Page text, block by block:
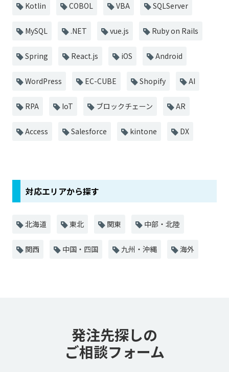
Kotlin COBOL VBA SQLServer
MySQL .NET vue.js Ruby on Rails
Spring React.js iOS Android
WordPress EC-CUBE Shopify AI
RPA IoT ブロックチェーン AR
Access Salesforce kintone DX
対応エリアから探す
北海道 東北 関東 中部・北陸
関西 中国・四国 九州・沖縄 海外
発注先探しの
ご相談フォーム